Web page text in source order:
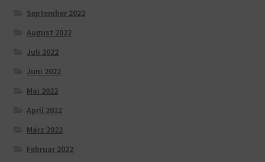
September 2022
August 2022
Juli 2022
Juni 2022
Mai 2022
April 2022
März 2022
Februar 2022